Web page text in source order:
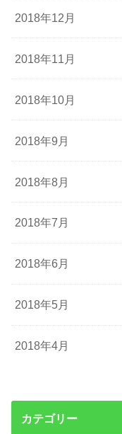
2018年12月
2018年11月
2018年10月
2018年9月
2018年8月
2018年7月
2018年6月
2018年5月
2018年4月
カテゴリー